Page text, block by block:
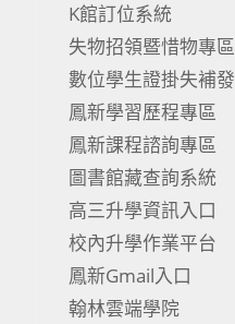
K館訂位系統
失物招領暨惜物專區
數位學生證掛失補發
鳳新學習歷程專區
鳳新課程諮詢專區
圖書館藏查詢系統
高三升學資訊入口
校內升學作業平台
鳳新Gmail入口
翰林雲端學院